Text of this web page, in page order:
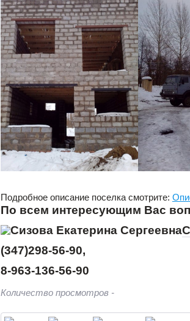
Подробное описание поселка смотрите:
По всем интересующим Вас
(347)298-56-90,
8-963-136-56-90
Количество просмотров -